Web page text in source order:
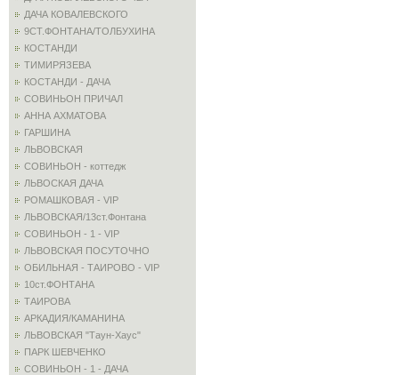
ДАЧА КОВАЛЕВСКОГО
9СТ.ФОНТАНА/ТОЛБУХИНА
КОСТАНДИ
ТИМИРЯЗЕВА
КОСТАНДИ - ДАЧА
СОВИНЬОН ПРИЧАЛ
АННА АХМАТОВА
ГАРШИНА
ЛЬВОВСКАЯ
СОВИНЬОН - коттедж
ЛЬВОСКАЯ ДАЧА
РОМАШКОВАЯ - VIP
ЛЬВОВСКАЯ/13ст.Фонтана
СОВИНЬОН - 1 - VIP
ЛЬВОВСКАЯ ПОСУТОЧНО
ОБИЛЬНАЯ - ТАИРОВО - VIP
10ст.ФОНТАНА
ТАИРОВА
АРКАДИЯ/КАМАНИНА
ЛЬВОВСКАЯ "Таун-Хаус"
ПАРК ШЕВЧЕНКО
СОВИНЬОН - 1 - ДАЧА